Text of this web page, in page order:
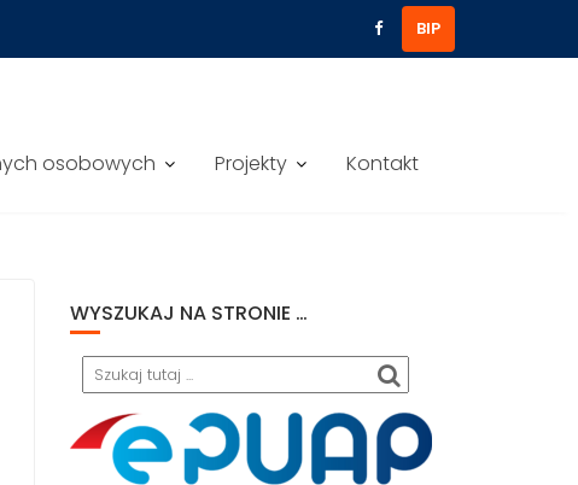
BIP
osobowych Projekty Kontakt
WYSZUKAJ NA STRONIE …
Search